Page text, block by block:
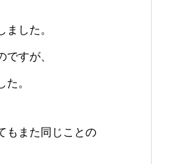
した。
すが、
。
もまた同じことの